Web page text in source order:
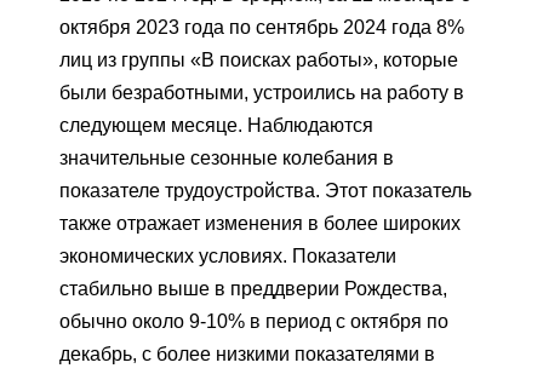
октября 2023 года по сентябрь 2024 года 8%
лиц из группы «В поисках работы», которые
были безработными, устроились на работу в
следующем месяце. Наблюдаются
значительные сезонные колебания в
показателе трудоустройства. Этот показатель
также отражает изменения в более широких
экономических условиях. Показатели
стабильно выше в преддверии Рождества,
обычно около 9-10% в период с октября по
декабрь, с более низкими показателями в